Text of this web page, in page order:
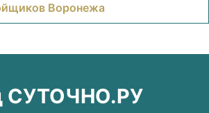
Воронежа
СУТОЧНО.РУ